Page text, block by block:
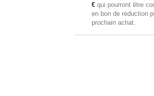
€ qui pourront être
en bon de réduction
prochain achat.